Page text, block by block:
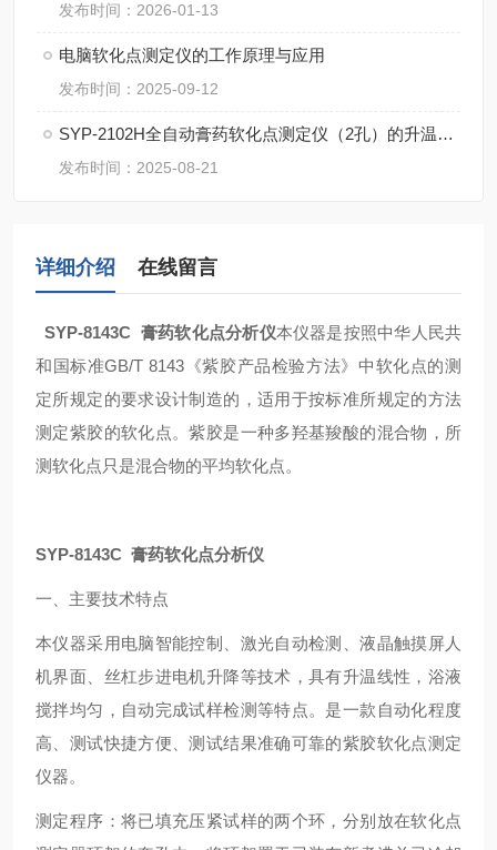
发布时间：2026-01-13
电脑软化点测定仪的工作原理与应用
发布时间：2025-09-12
SYP-2102H全自动膏药软化点测定仪（2孔）的升温速率应该如何设置？
发布时间：2025-08-21
详细介绍 在线留言
SYP-8143C 膏药软化点分析仪本仪器是按照中华人民共
和国标准GB/T 8143《紫胶产品检验方法》中软化点的测
定所规定的要求设计制造的，适用于按标准所规定的方法
测定紫胶的软化点。紫胶是一种多羟基羧酸的混合物，所
测软化点只是混合物的平均软化点。
SYP-8143C 膏药软化点分析仪
一、主要技术特点
本仪器采用电脑智能控制、激光自动检测、液晶触摸屏人
机界面、丝杠步进电机升降等技术，具有升温线性，浴液
搅拌均匀，自动完成试样检测等特点。是一款自动化程度
高、测试快捷方便、测试结果准确可靠的紫胶软化点测定
仪器。
测定程序：将已填充压紧试样的两个环，分别放在软化点